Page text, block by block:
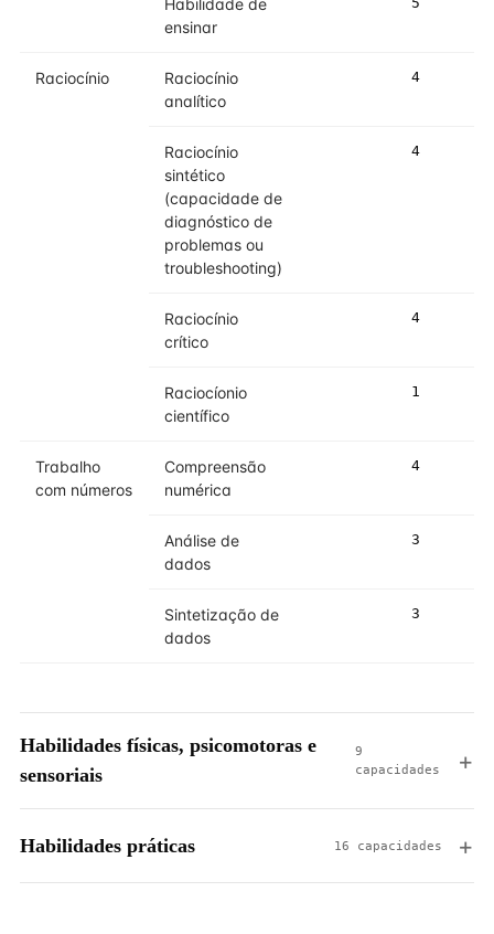
Habilidade de
ensinar
Raciocínio
Raciocínio
analítico
4
Raciocínio
sintético
(capacidade de
diagnóstico de
problemas ou
troubleshooting)
4
Raciocínio
crítico
4
Raciocíonio
científico
1
Trabalho
com números
Compreensão
numérica
4
Análise de
dados
3
Sintetização de
dados
3
Habilidades físicas, psicomotoras e
sensoriais
9
capacidades
Habilidades práticas 16 capacidades